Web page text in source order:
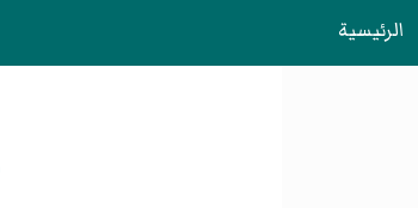
الرئيسية